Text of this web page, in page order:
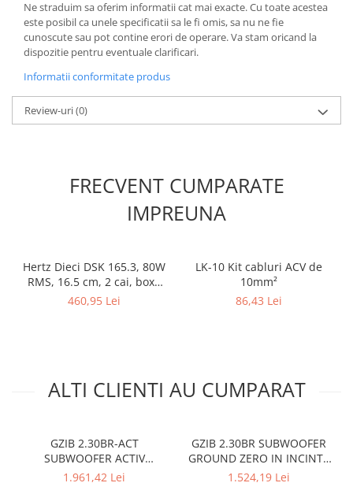
Ne straduim sa oferim informatii cat mai exacte. Cu toate acestea
este posibil ca unele specificatii sa le fi omis, sa nu ne fie
cunoscute sau pot contine erori de operare. Va stam oricand la
dispozitie pentru eventuale clarificari.
Informatii conformitate produs
Review-uri(0)
FRECVENT CUMPARATE
IMPREUNA
Hertz Dieci DSK 165.3, 80W
RMS, 16.5 cm, 2 cai, boxe
auto sisteme
460,95 Lei
LK-10 Kit cabluri ACV de
10mm²
86,43 Lei
ALTI CLIENTI AU CUMPARAT
GZIB 2.30BR-ACT
SUBWOOFER ACTIV
GROUND ZERO IN INCINTA
1.961,42 Lei
GZIB 2.30BR SUBWOOFER
GROUND ZERO IN INCINTA
DUBLA DE 12″ (2x30CM),
1.524,19 Lei